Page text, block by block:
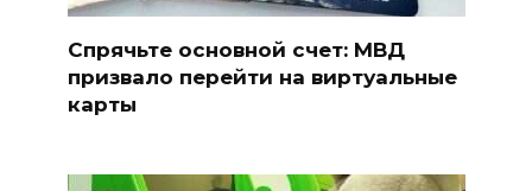
Спрячьте основной счет: МВД
призвало перейти на виртуальные
карты